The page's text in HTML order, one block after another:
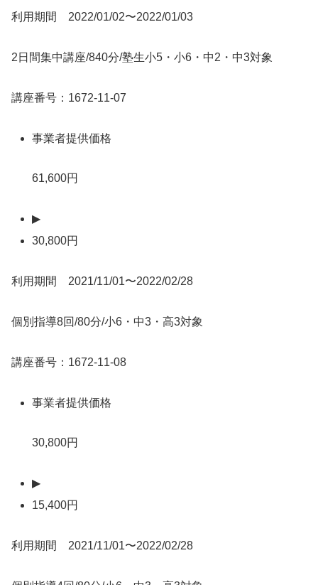
利用期間 2022/01/02〜2022/01/03
2日間集中講座/840分/塾生小5・小6・中2・中3対象
講座番号：1672-11-07
事業者提供価格
61,600円
▶
30,800円
利用期間 2021/11/01〜2022/02/28
個別指導8回/80分/小6・中3・高3対象
講座番号：1672-11-08
事業者提供価格
30,800円
▶
15,400円
利用期間 2021/11/01〜2022/02/28